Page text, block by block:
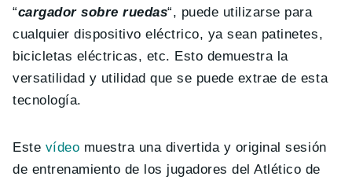
“cargador sobre ruedas“, puede utilizarse para
cualquier dispositivo eléctrico, ya sean patinetes,
bicicletas eléctricas, etc. Esto demuestra la
versatilidad y utilidad que se puede extrae de esta
tecnología.
Este vídeo muestra una divertida y original sesión
de entrenamiento de los jugadores del Atlético de